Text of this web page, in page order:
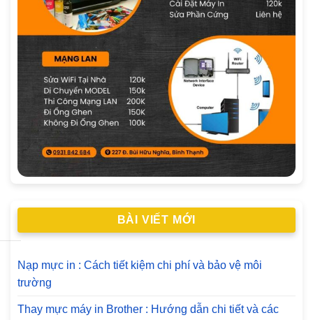
BÀI VIẾT MỚI
Nạp mực in : Cách tiết kiệm chi phí và bảo vệ môi
trường
Thay mực máy in Brother : Hướng dẫn chi tiết và các